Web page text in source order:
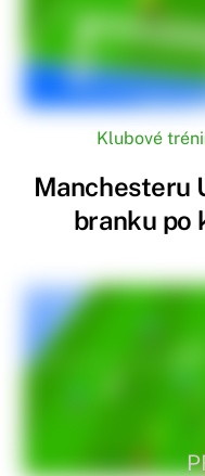
Klubové
Manchesteru
branku po